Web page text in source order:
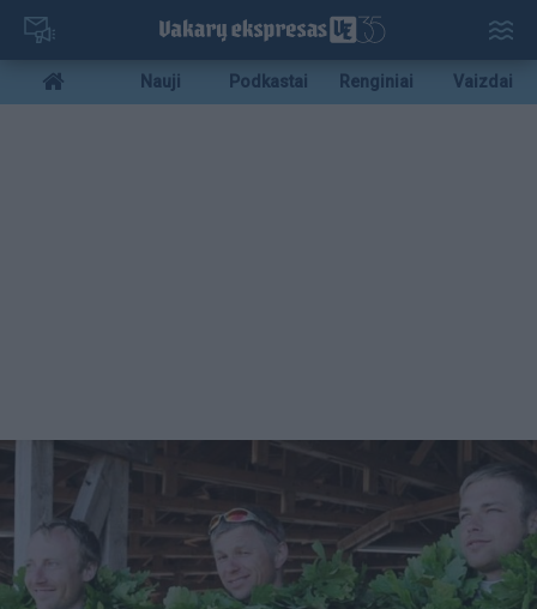
Pereiti
pagrindinį
turinį
Mobile
menu
Nauji Podkastai Renginiai Vaizdai